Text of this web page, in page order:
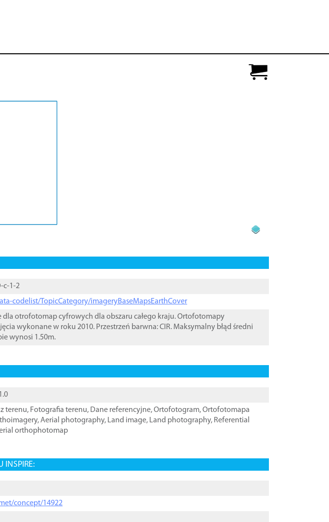
c-1-2
codelist/TopicCategory/imageryBaseMapsEarthCover
otrofotomap cyfrowych dla obszaru całego kraju. Ortofotomapy
wykonane w roku 2010. Przestrzeń barwna: CIR. Maksymalny błąd średni
wynosi 1.50m.
terenu, Fotografia terenu, Dane referencyjne,Ortofotogram,Ortofotomapa
,Aerial photography, Land image, Land photography, Referential
orthophotomap
INSPIRE:
concept/14922